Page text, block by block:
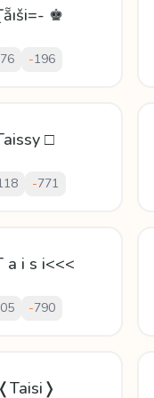
♚
-196
□
-771
a i s i<<<
-790